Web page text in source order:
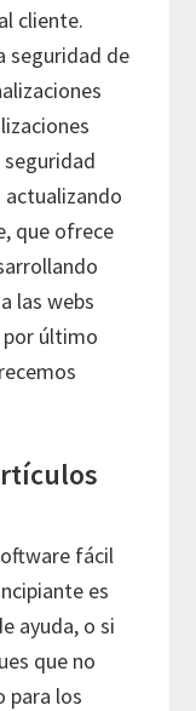
cliente.
seguridad de
actualizando
que ofrece
las webs
por último
fácil
es
ayuda, o si
que no
para los